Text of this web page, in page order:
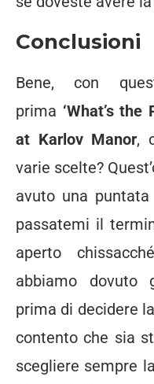
Conclusioni
Bene, con
prima ‘What’s the
at Karlov Manor,
varie scelte?
avuto una puntata
passatemi il
aperto
abbiamo dovuto
prima di decidere
contento che sia
scegliere sempre